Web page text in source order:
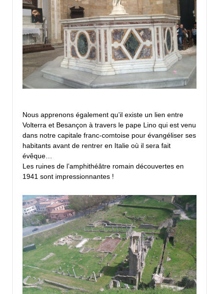
Nous apprenons également qu’il existe un lien entre
Volterra et Besançon à travers le pape Lino qui est venu
dans notre capitale franc-comtoise pour évangéliser ses
habitants avant de rentrer en Italie où il sera fait
évêque…
Les ruines de l’amphithéâtre romain découvertes en
1941 sont impressionnantes !